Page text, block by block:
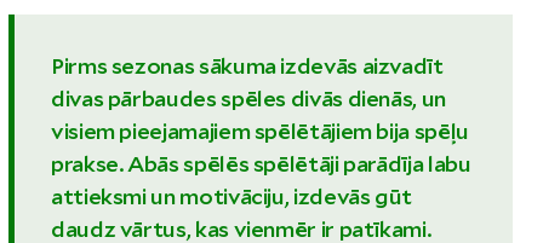
Pirms sezonas sākuma izdevās aizvadīt
divas pārbaudes spēles divās dienās, un
visiem pieejamajiem spēlētājiem bija spēļu
prakse. Abās spēlēs spēlētāji parādīja labu
attieksmi un motivāciju, izdevās gūt
daudz vārtus, kas vienmēr ir patīkami.